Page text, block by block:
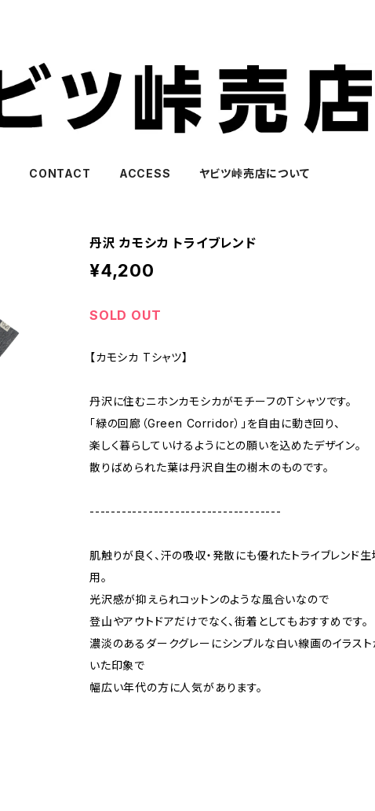
CONTACT ACCESS ヤビツ峠売店について
丹沢 カモシカ トライブレンド
¥4,200
SOLD OUT
【カモシカ Tシャツ】
丹沢に住むニホンカモシカがモチーフのTシャツです。
「緑の回廊（Green Corridor）」を自由に動き回り、
楽しく暮らしていけるようにとの願いを込めたデザイン。
散りばめられた葉は丹沢自生の樹木のものです。
------------------------------------
肌触りが良く、汗の吸収・発散にも優れたトライブレンド
用。
光沢感が抑えられコットンのような風合いなので
登山やアウトドアだけでなく、街着としてもおすすめです。
濃淡のあるダークグレーにシンプルな白い線画のイラス
いた印象で
幅広い年代の方に人気があります。